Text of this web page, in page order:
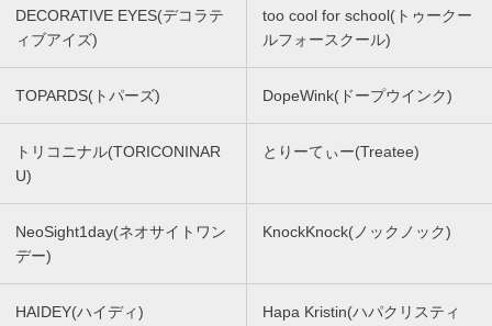
DECORATIVE EYES(デコラテ
ィブアイズ)
too cool for school(トゥークー
ルフォースクール)
TOPARDS(トパーズ) DopeWink(ドープウインク)
トリコニナル(TORICONINAR
U)
とりーてぃー(Treatee)
NeoSight1day(ネオサイトワン
デー)
KnockKnock(ノックノック)
HAIDEY(ハイディ)
Hapa Kristin(ハパクリスティ